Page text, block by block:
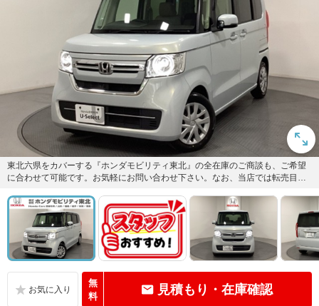
東北六県をカバーする『ホンダモビリティ東北』の全在庫のご商談も、ご希望
に合わせて可能です。お気軽にお問い合わせ下さい。なお、当店では転売目的
無
料
見積もり・在庫確認